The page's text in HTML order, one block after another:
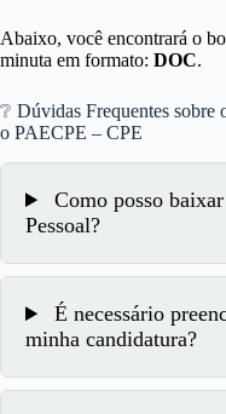
Abaixo, você encontrará o
minuta em formato: DOC.
❔ Dúvidas Frequentes
o PAECPE – CPE
Como posso
Pessoal?
É necessário
minha candidatura?